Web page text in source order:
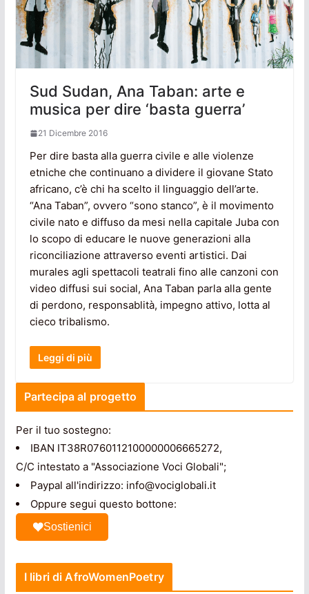
Sud Sudan, Ana Taban: arte e
musica per dire ‘basta guerra’
21 Dicembre 2016
Per dire basta alla guerra civile e alle violenze
etniche che continuano a dividere il giovane Stato
africano, c’è chi ha scelto il linguaggio dell’arte.
“Ana Taban”, ovvero “sono stanco”, è il movimento
civile nato e diffuso da mesi nella capitale Juba con
lo scopo di educare le nuove generazioni alla
riconciliazione attraverso eventi artistici. Dai
murales agli spettacoli teatrali fino alle canzoni con
video diffusi sui social, Ana Taban parla alla gente
di perdono, responsablità, impegno attivo, lotta al
cieco tribalismo.
Leggi di più
Partecipa al progetto
Per il tuo sostegno:
IBAN IT38R0760112100000006665272,
C/C intestato a "Associazione Voci Globali";
Paypal all'indirizzo: info@vociglobali.it
Oppure segui questo bottone:
Sostienici
I libri di AfroWomenPoetry